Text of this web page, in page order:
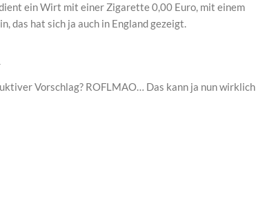
ein Wirt mit einer Zigarette 0,00 Euro, mit einem
das hat sich ja auch in England gezeigt.
Vorschlag? ROFLMAO… Das kann ja nun wirklich